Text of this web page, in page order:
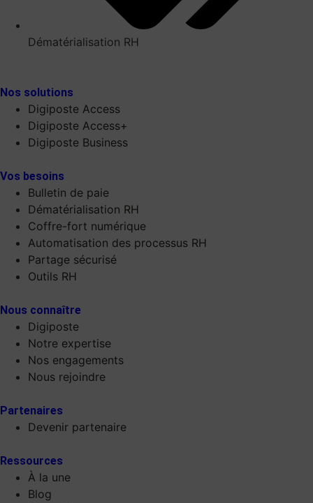
Dématérialisation RH
Nos solutions
Digiposte Access
Digiposte Access+
Digiposte Business
Vos besoins
Bulletin de paie
Dématérialisation RH
Coffre-fort numérique
Automatisation des processus RH
Partage sécurisé
Outils RH
Nous connaître
Digiposte
Notre expertise
Nos engagements
Nous rejoindre
Partenaires
Devenir partenaire
Ressources
À la une
Blog